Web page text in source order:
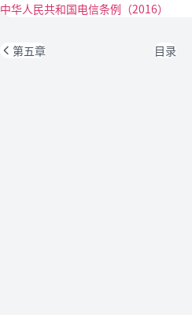
中华人民共和国电信条例（2016）
第五章 目录